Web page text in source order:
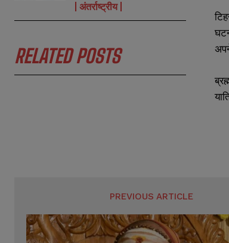
*
m
b
r
*
m
b
r
अंतर्राष्ट्रीय
RELATED POSTS
PREVIOUS ARTICLE